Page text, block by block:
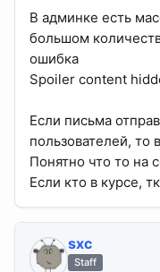
В админке есть
большом
ошибка
Spoiler content
Если письма
пользователей, то
Понятно что то на
Если кто в курсе,
sхс
Staff